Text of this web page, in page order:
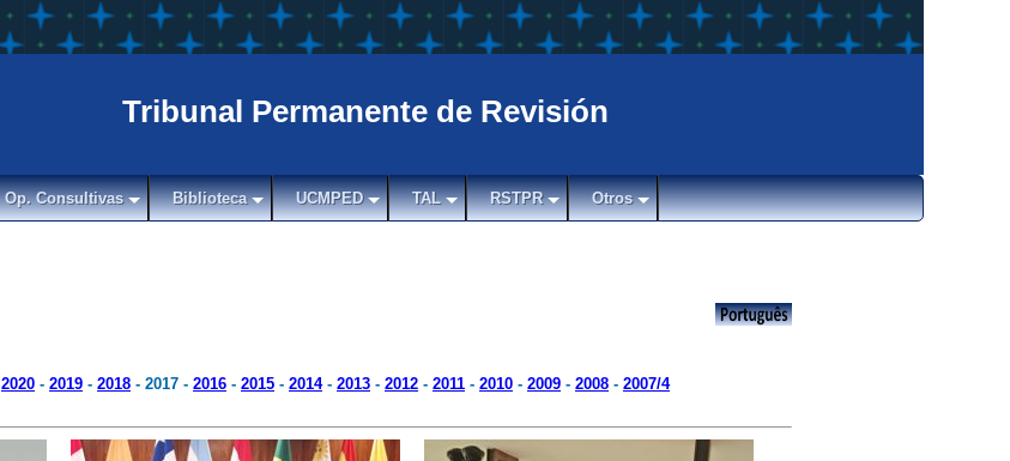
Tribunal Permanente de Revisión
Op. Consultivas Biblioteca UCMPED TAL RSTPR Otros
2020 - 2019 - 2018 - 2017 - 2016 - 2015 - 2014- 2013 - 2012 - 2011 - 2010 - 2009 - 2008 - 2007/4